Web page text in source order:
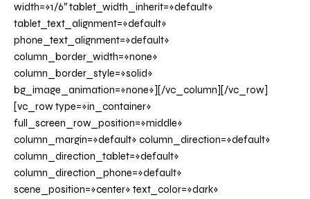
width=»1/6″ tablet_width_inherit=»default»
tablet_text_alignment=»default»
phone_text_alignment=»default»
column_border_width=»none»
column_border_style=»solid»
bg_image_animation=»none»][/vc_column][/vc_row]
[vc_row type=»in_container»
full_screen_row_position=»middle»
column_margin=»default» column_direction=»default»
column_direction_tablet=»default»
column_direction_phone=»default»
scene_position=»center» text_color=»dark»